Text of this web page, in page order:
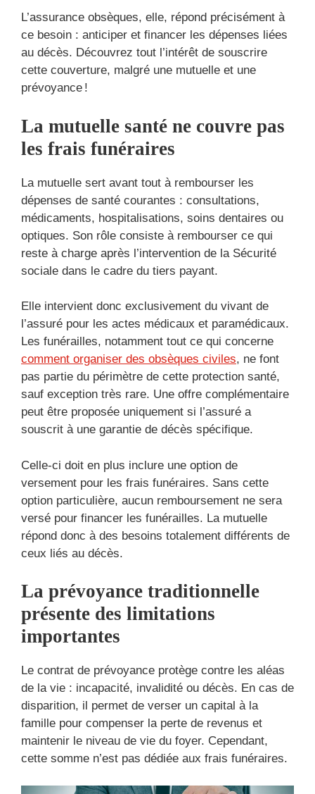
L’assurance obsèques, elle, répond précisément à
ce besoin : anticiper et financer les dépenses liées
au décès. Découvrez tout l’intérêt de souscrire
cette couverture, malgré une mutuelle et une
prévoyance !
La mutuelle santé ne couvre pas
les frais funéraires
La mutuelle sert avant tout à rembourser les
dépenses de santé courantes : consultations,
médicaments, hospitalisations, soins dentaires ou
optiques. Son rôle consiste à rembourser ce qui
reste à charge après l’intervention de la Sécurité
sociale dans le cadre du tiers payant.
Elle intervient donc exclusivement du vivant de
l’assuré pour les actes médicaux et paramédicaux.
Les funérailles, notamment tout ce qui concerne
comment organiser des obsèques civiles, ne font
pas partie du périmètre de cette protection santé,
sauf exception très rare. Une offre complémentaire
peut être proposée uniquement si l’assuré a
souscrit à une garantie de décès spécifique.
Celle-ci doit en plus inclure une option de
versement pour les frais funéraires. Sans cette
option particulière, aucun remboursement ne sera
versé pour financer les funérailles. La mutuelle
répond donc à des besoins totalement différents de
ceux liés au décès.
La prévoyance traditionnelle
présente des limitations
importantes
Le contrat de prévoyance protège contre les aléas
de la vie : incapacité, invalidité ou décès. En cas de
disparition, il permet de verser un capital à la
famille pour compenser la perte de revenus et
maintenir le niveau de vie du foyer. Cependant,
cette somme n’est pas dédiée aux frais funéraires.